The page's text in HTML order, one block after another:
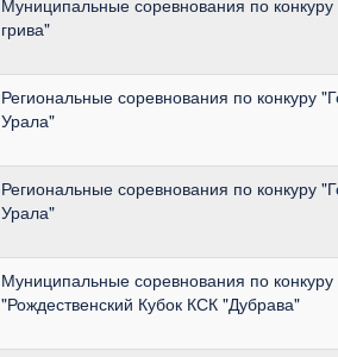
грива"
Региональные соревнования по конкуру
Урала"
Региональные соревнования по конкуру
Урала"
Муниципальные соревнования по конкуру
"Рождественский Кубок КСК "Дубрава"